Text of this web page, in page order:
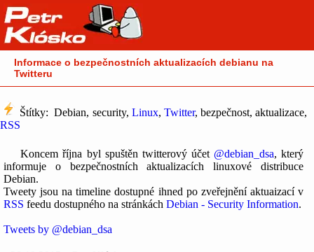
Informace o bezpečnostních aktualizacích debianu na
Twitteru
Štítky: Debian, security, Linux, Twitter, bezpečnost, aktualizace,
RSS
Koncem října byl spuštěn twitterový účet @debian_dsa, který
informuje o bezpečnostních aktualizacích linuxové distribuce
Debian.
Tweety jsou na timeline dostupné ihned po zveřejnění aktuaizací v
RSS feedu dostupného na stránkách Debian - Security Information.
Tweets by @debian_dsa